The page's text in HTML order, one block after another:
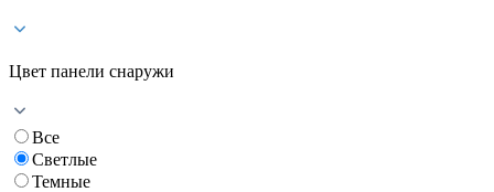
Цвет панели снаружи
Все
Светлые
Темные